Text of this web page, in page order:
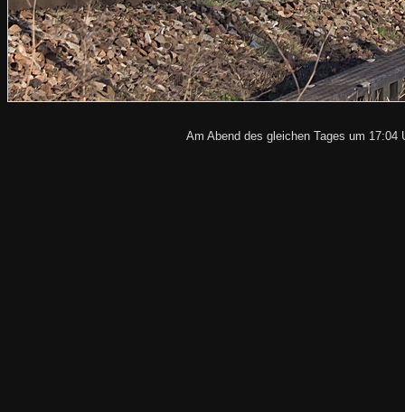
Am Abend des gleichen Tages um